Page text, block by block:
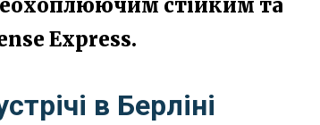
стійким та
Express.
в Берліні